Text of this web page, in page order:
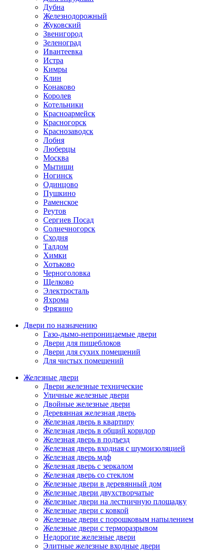
Дубна
Железнодорожный
Жуковский
Звенигород
Зеленоград
Ивантеевка
Истра
Кимры
Клин
Конаково
Королев
Котельники
Красноармейск
Красногорск
Краснозаводск
Лобня
Люберцы
Москва
Мытищи
Ногинск
Одинцово
Пушкино
Раменское
Реутов
Сергиев Посад
Солнечногорск
Сходня
Талдом
Химки
Хотьково
Черноголовка
Щелково
Электросталь
Яхрома
Фрязино
Двери по назначению
Газо-дымо-непроницаемые двери
Двери для пищеблоков
Двери для сухих помещений
Для чистых помещений
Железные двери
Двери железные технические
Уличные железные двери
Двойные железные двери
Деревянная железная дверь
Железная дверь в квартиру
Железная дверь в общий коридор
Железная дверь в подъезд
Железная дверь входная с шумоизоляцией
Железная дверь мдф
Железная дверь с зеркалом
Железная дверь со стеклом
Железные двери в деревянный дом
Железные двери двухстворчатые
Железные двери на лестничную площадку
Железные двери с ковкой
Железные двери с порошковым напылением
Железные двери с терморазрывом
Недорогие железные двери
Элитные железные входные двери